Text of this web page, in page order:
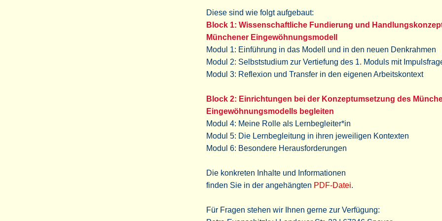
Diese sind wie folgt aufgebaut:
Block 1: Wissenschaftliche Fundierung und
Münchener Eingewöhnungsmodell
Modul 1: Einführung in das Modell und in den neuen Denkrahmen
Modul 2: Selbststudium zur Vertiefung des 1. Moduls mit
Modul 3: Reflexion und Transfer in den eigenen Arbeitskontext
Block 2: Einrichtungen bei der Konzeptumsetzung des
Eingewöhnungsmodells begleiten
Modul 4: Meine Rolle als Lernbegleiter*in
Modul 5: Die Lernbegleitung in ihren jeweiligen Kontexten
Modul 6: Besondere Herausforderungen
Die konkreten Inhalte und Informationen
finden Sie in der angehängten PDF-Datei.
Für Fragen stehen wir Ihnen gerne zur Verfügung: